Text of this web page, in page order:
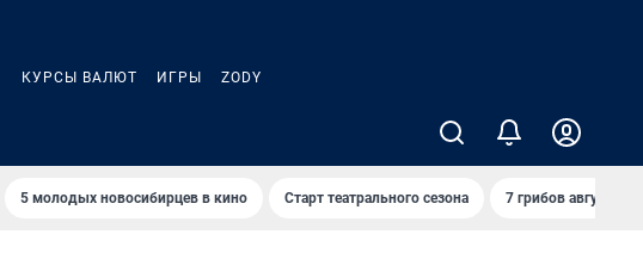
КУРСЫ ВАЛЮТ ИГРЫ ZODY
5 молодых новосибирцев в кино Старт театрального сезона 7 грибов августа